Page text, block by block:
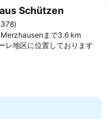
りに追加
Schützen
Merzhausenまで3.6 km
レ地区に位置しております料